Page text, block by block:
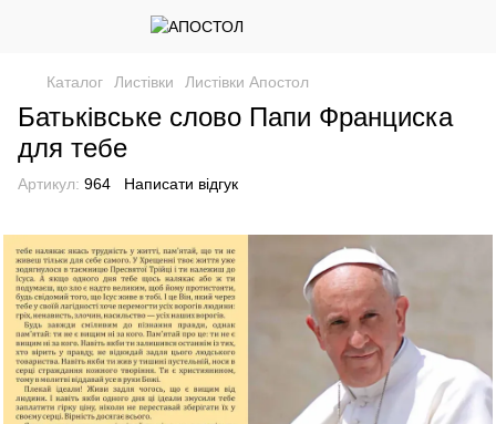
Каталог Листівки Листівки Апостол
Батьківське слово Папи Франциска
для тебе
Артикул: 964 Написати відгук